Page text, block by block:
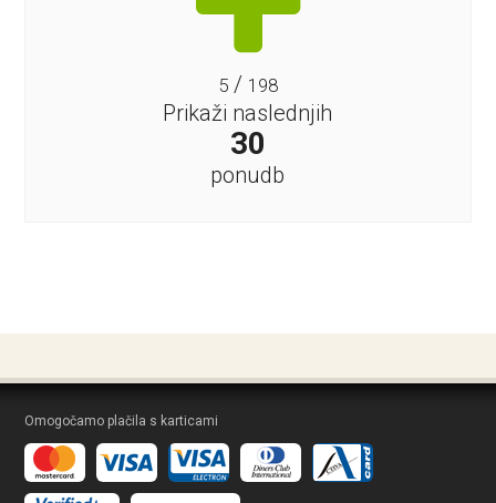
5/ 198
Prikaži naslednjih
30
ponudb
Omogočamo plačila s karticami